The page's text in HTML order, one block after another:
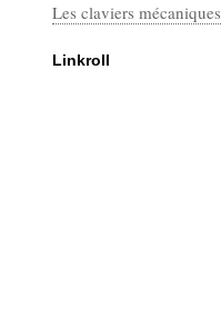
Les claviers mécaniques
Linkroll